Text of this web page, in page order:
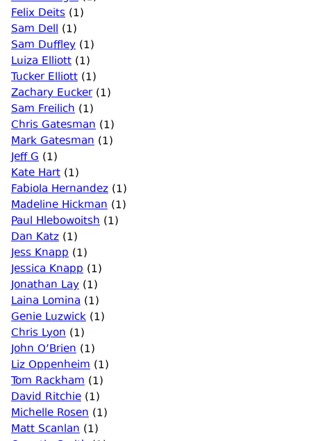
Felix Deits (1)
Sam Dell (1)
Sam Duffley (1)
Luiza Elliott (1)
Tucker Elliott (1)
Zachary Eucker(1)
Sam Freilich (1)
Chris Gatesman (1)
Mark Gatesman (1)
Jeff G (1)
Kate Hart (1)
Fabiola Hernandez (1)
Madeline Hickman (1)
Paul Hlebowoitsh (1)
Dan Katz (1)
Jess Knapp (1)
Jessica Knapp (1)
Jonathan Lay (1)
Laina Lomina (1)
Genie Luzwick (1)
Chris Lyon (1)
John O’Brien (1)
Liz Oppenheim (1)
Tom Rackham (1)
David Ritchie (1)
Michelle Rosen (1)
Matt Scanlan (1)